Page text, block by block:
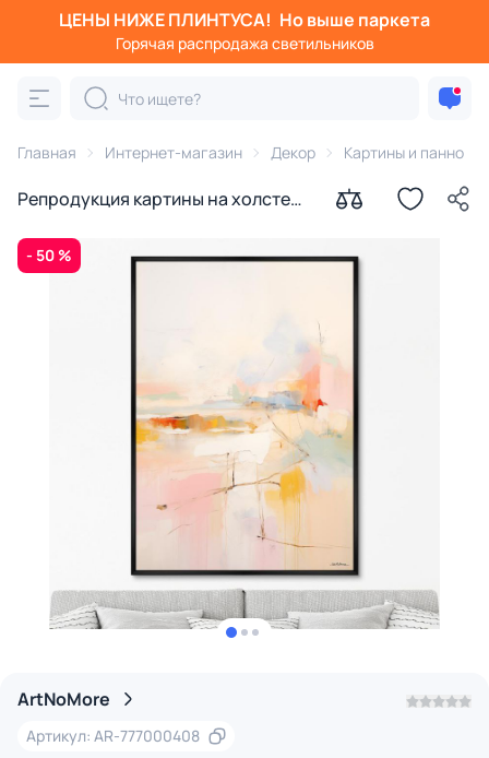
ЦЕНЫ НИЖЕ ПЛИНТУСА! Но выше паркета
Горячая распродажа светильников
Главная Интернет-магазин Декор Картины и панно
Репродукция картины на холсте
- 50 %
ArtNoMore
Артикул: AR-777000408